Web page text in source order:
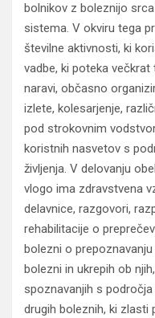
bolnikov z boleznijo
sistema. V okviru tega
številne aktivnosti, ki
vadbe, ki poteka
naravi, občasno
izlete, kolesarjenje,
pod strokovnim
koristnih nasvetov s
življenja. V delovanju
vlogo ima zdravstvena
delavnice, razgovori,
rehabilitacije o
bolezni o
bolezni in ukrepih ob
spoznavanjih s
drugih boleznih, ki